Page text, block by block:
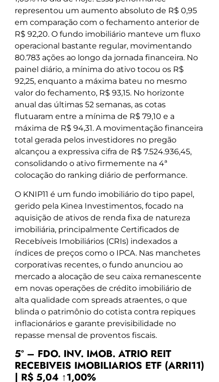
representou um aumento absoluto de R$ 0,95
em comparação com o fechamento anterior de
R$ 92,20. O fundo imobiliário manteve um fluxo
operacional bastante regular, movimentando
80.783 ações ao longo da jornada financeira. No
painel diário, a mínima do ativo tocou os R$
92,25, enquanto a máxima bateu no mesmo
valor do fechamento, R$ 93,15. No horizonte
anual das últimas 52 semanas, as cotas
flutuaram entre a mínima de R$ 79,10 e a
máxima de R$ 94,31. A movimentação financeira
total gerada pelos investidores no pregão
alcançou a expressiva cifra de R$ 7.524.936,45,
consolidando o ativo firmemente na 4ª
colocação do ranking diário de performance.
O KNIP11 é um fundo imobiliário do tipo papel,
gerido pela Kinea Investimentos, focado na
aquisição de ativos de renda fixa de natureza
imobiliária, principalmente Certificados de
Recebíveis Imobiliários (CRIs) indexados a
índices de preços como o IPCA. Nas manchetes
corporativas recentes, o fundo anunciou ao
mercado a alocação de seu caixa remanescente
em novas operações de crédito imobiliário de
alta qualidade com spreads atraentes, o que
blinda o patrimônio do cotista contra repiques
inflacionários e garante previsibilidade no
repasse mensal de proventos fiscais.
5º – FDO. INV. IMOB. ATRIO REIT
RECEBIVEIS IMOBILIARIOS ETF (ARRI11)
| R$ 5,04 ↑1,00%